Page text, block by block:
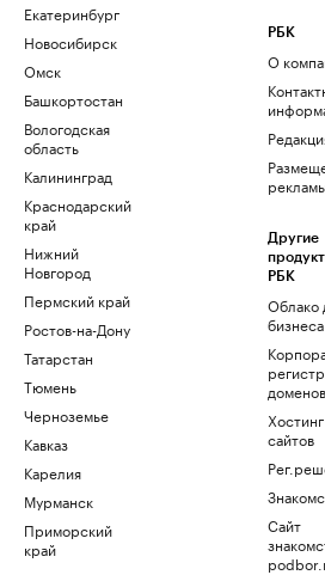
Екатеринбург
Новосибирск
Омск
Башкортостан
Вологодская
область
Калининград
Краснодарский
край
Нижний
Новгород
Пермский край
Ростов-на-Дону
Татарстан
Тюмень
Черноземье
Кавказ
Карелия
Мурманск
Приморский
край
РБК
О
Другие
РБК
Облако
бизнеса
доменов
Хостинг
сайтов
Сайт